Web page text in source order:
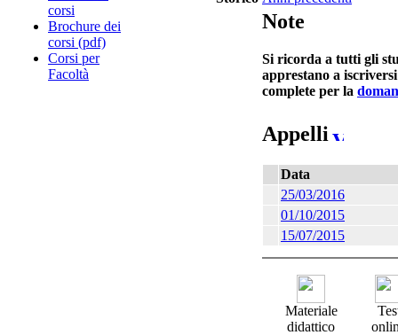
corsi
Brochure dei
corsi (pdf)
Corsi per
Facoltà
Note
Si ricorda a tutti gli
apprestano a
complete per la
Appelli
Data
25/03/2016
01/10/2015
15/07/2015
Materiale
didattico